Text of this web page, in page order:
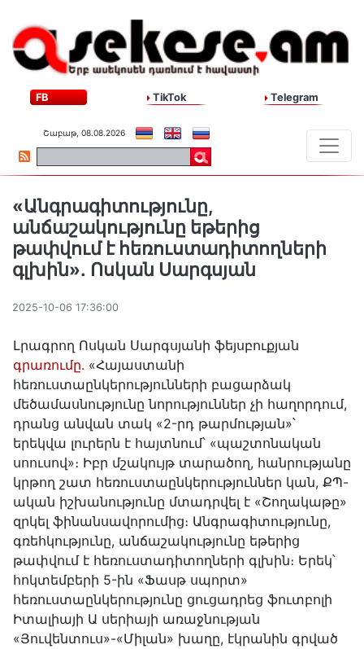
FB TikTok Telegram
Շաբաթ, 08.08.2026
«Անգրագիտությունը,
անճաշակությունը եթերից
թափվում է հեռուստադիտողների
գլխին»․ Ոսկան Սարգսյան
2025-10-06 17:36:00
Լրագրող Ոսկան Սարգսյանի ֆեյսբուքյան
գրառումը․ «Հայաստանի
հեռուստաընկերությունների բացարձակ
մեծամասնությունը նորություններ չի հաղորդում,
դրանց անվան տակ «2-րդ թարմության»՝
երեկվա լուրերն է հայտնում՝ «պաշտոնական
սոուսով»։ Իբր մշակույթ տարածող, հանրությանը
կրթող շատ հեռուստաընկերություններ կան, ՔՊ-
ական իշխանությունը մտադրվել է «Շողակաթը»
զրկել ֆինանսավորումից։ Անգրագիտությունը,
գռեհկությունը, անճաշակությունը եթերից
թափվում է հեռուստադիտողների գլխին։ Երեկ՝
հոկտեմբերի 5-ին «Ֆասթ սպորտ»
հեռուստաընկերությունը ցուցադրեց ֆուտբոլի
Իտալիայի Ա սերիայի առաջնության
«Յուվենտուս»-«Միլան» խաղը, էկրանին գրված